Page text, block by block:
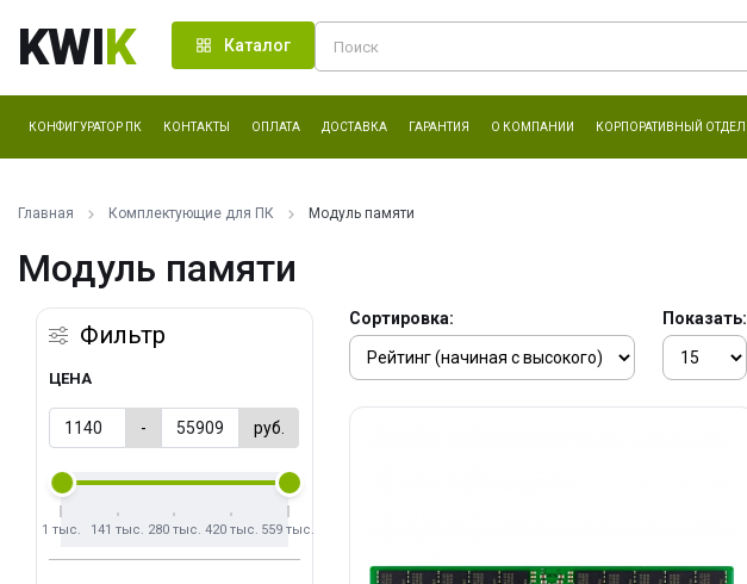
KWIK Каталог
КОНФИГУРАТОР ПК КОНТАКТЫ ОПЛАТА ДОСТАВКА ГАРАНТИЯ О КОМПАНИИ КОРПОРАТИВНЫЙ ОТДЕЛ
Главная Комплектующие для ПК Модуль памяти
Модуль памяти
Фильтр
ЦЕНА
- руб.
1 тыс. 141 тыс. 280 тыс. 420 тыс. 559 тыс.
Сортировка: Показать: